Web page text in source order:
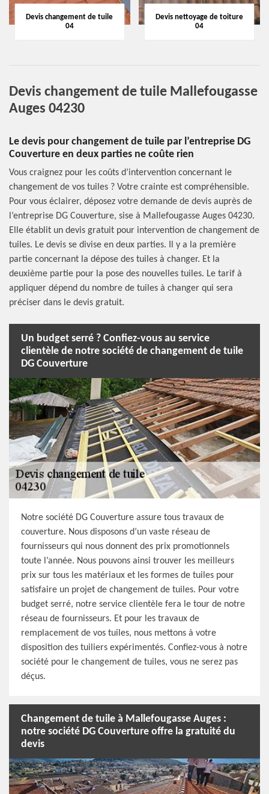
Devis changement de tuile
04
Devis nettoyage de toiture
04
Devis changement de tuile Mallefougasse
Auges 04230
Le devis pour changement de tuile par l’entreprise DG
Couverture en deux parties ne coûte rien
Vous craignez pour les coûts d’intervention concernant le
changement de vos tuiles ? Votre crainte est compréhensible.
Pour vous éclairer, déposez votre demande de devis auprès de
l’entreprise DG Couverture, sise à Mallefougasse Auges 04230.
Elle établit un devis gratuit pour intervention de changement de
tuiles. Le devis se divise en deux parties. Il y a la première
partie concernant la dépose des tuiles à changer. Et la
deuxième partie pour la pose des nouvelles tuiles. Le tarif à
appliquer dépend du nombre de tuiles à changer qui sera
préciser dans le devis gratuit.
Un budget serré ? Confiez-vous au service
clientèle de notre société de changement de tuile
DG Couverture
Notre société DG Couverture assure tous travaux de
couverture. Nous disposons d’un vaste réseau de
fournisseurs qui nous donnent des prix promotionnels
toute l’année. Nous pouvons ainsi trouver les meilleurs
prix sur tous les matériaux et les formes de tuiles pour
satisfaire un projet de changement de tuiles. Pour votre
budget serré, notre service clientèle fera le tour de notre
réseau de fournisseurs. Et pour les travaux de
remplacement de vos tuiles, nous mettons à votre
disposition des tuiliers expérimentés. Confiez-vous à notre
société pour le changement de tuiles, vous ne serez pas
déçus.
Changement de tuile à Mallefougasse Auges :
notre société DG Couverture offre la gratuité du
devis